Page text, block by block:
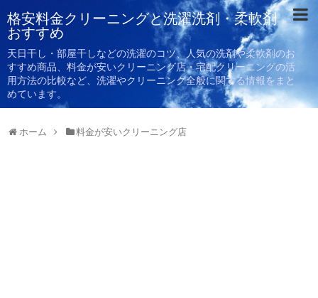
格安料金クリーニングと洗濯洗剤・柔軟剤
おすすめ
天日干し・部屋干しなどの洗濯のコツ、人気の洗剤や柔軟剤のお
すすめ商品、料金が安いクリーニング店・宅配クリーニングの活
用方法の比較など、洗濯やクリーニング全般に関する情報をまと
めています。
ホーム 料金が安いクリーニング店